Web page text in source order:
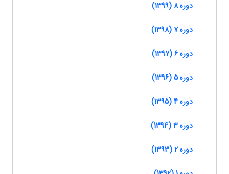
دوره 8 (1399)
دوره 7 (1398)
دوره 6 (1397)
دوره 5 (1396)
دوره 4 (1395)
دوره 3 (1394)
دوره 2 (1393)